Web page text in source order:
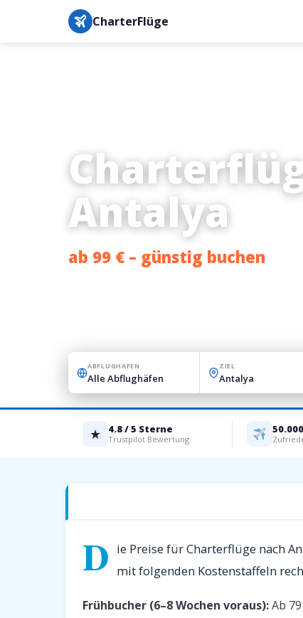
CharterFlüge
Antalya
ab 99 € – günstig buchen
ABFLUGHAFEN ZIEL
★ 4.8 / 5 Sterne
Trustpilot Bewertung
D ie Preise für Charterflüge nach
mit folgenden Kostenstaffeln
Frühbucher (6–8 Wochen voraus):Ab